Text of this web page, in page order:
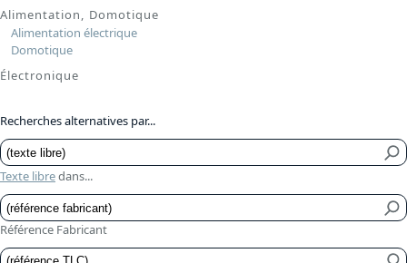
Alimentation, Domotique
Alimentation électrique
Domotique
Électronique
Recherches alternatives par...
Texte libredans...
Référence Fabricant